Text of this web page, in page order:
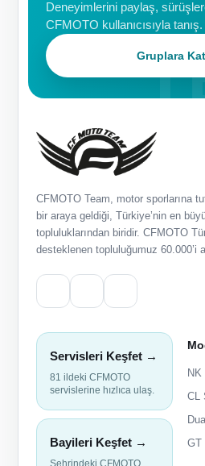
Deneyimlerini paylaş,
CFMOTO kullanıcısıyla tanış.
Gruplara
CFMOTO Team, motor sporlarına
bir araya geldiği, Türkiye’nin en
topluluklarından biridir. CFMOTO
desteklenen topluluğumuz 60.000’i
Servisleri Keşfet →
81 ildeki CFMOTO
servislerine hızlıca ulaş.
Bayileri Keşfet →
NK
CL
GT